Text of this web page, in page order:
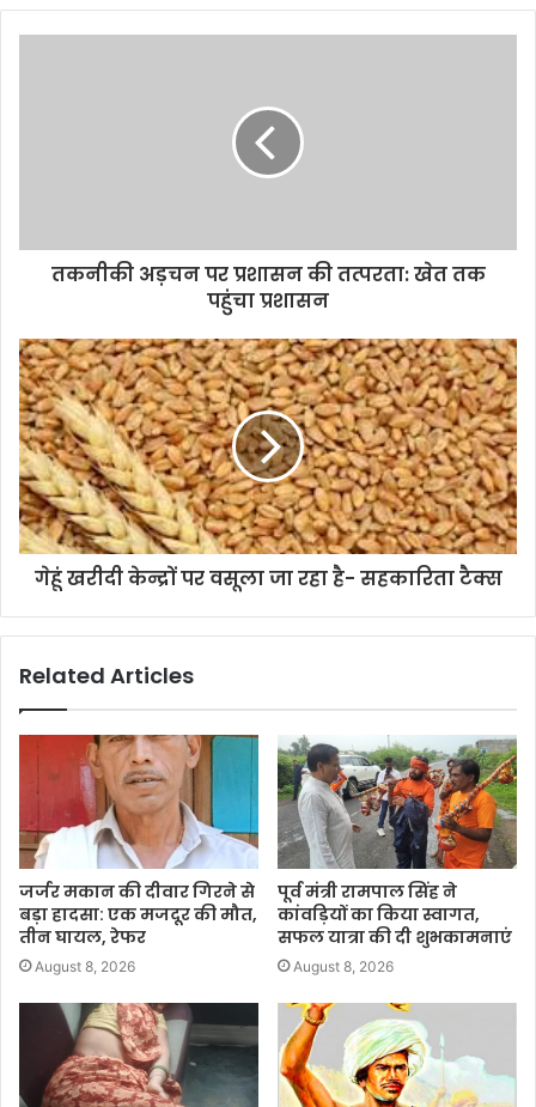
तकनीकी अड़चन पर प्रशासन की तत्परता: खेत तक
पहुंचा प्रशासन
गेहूं खरीदी केन्द्रों पर वसूला जा रहा है- सहकारिता टैक्स
Related Articles
जर्जर मकान की दीवार गिरने से
बड़ा हादसा: एक मजदूर की मौत,
तीन घायल, रेफर
August 8, 2026
पूर्व मंत्री रामपाल सिंह ने
कांवड़ियों का किया स्वागत,
सफल यात्रा की दी शुभकामनाएं
August 8, 2026